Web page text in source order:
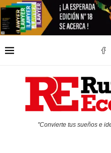
"Convierte tus sueños e